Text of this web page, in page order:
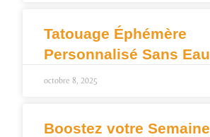
Tatouage Éphémère
Personnalisé Sans Eau
octobre 8, 2025
Boostez votre Semaine